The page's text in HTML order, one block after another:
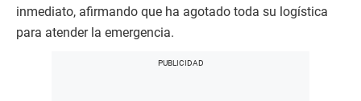
inmediato, afirmando que ha agotado toda su logística
para atender la emergencia.